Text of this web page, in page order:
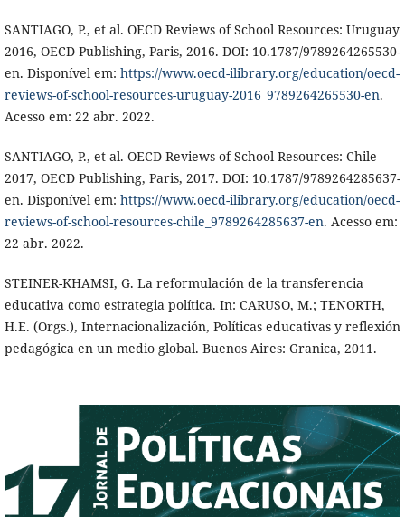
SANTIAGO, P., et al. OECD Reviews of School Resources: Uruguay
2016, OECD Publishing, Paris, 2016. DOI: 10.1787/9789264265530-
en. Disponível em: https://www.oecd-ilibrary.org/education/oecd-
reviews-of-school-resources-uruguay-2016_9789264265530-en.
Acesso em: 22 abr. 2022.
SANTIAGO, P., et al. OECD Reviews of School Resources: Chile
2017, OECD Publishing, Paris, 2017. DOI: 10.1787/9789264285637-
en. Disponível em: https://www.oecd-ilibrary.org/education/oecd-
reviews-of-school-resources-chile_9789264285637-en. Acesso em:
22 abr. 2022.
STEINER-KHAMSI, G. La reformulación de la transferencia
educativa como estrategia política. In: CARUSO, M.; TENORTH,
H.E. (Orgs.), Internacionalización, Políticas educativas y reflexión
pedagógica en un medio global. Buenos Aires: Granica, 2011.